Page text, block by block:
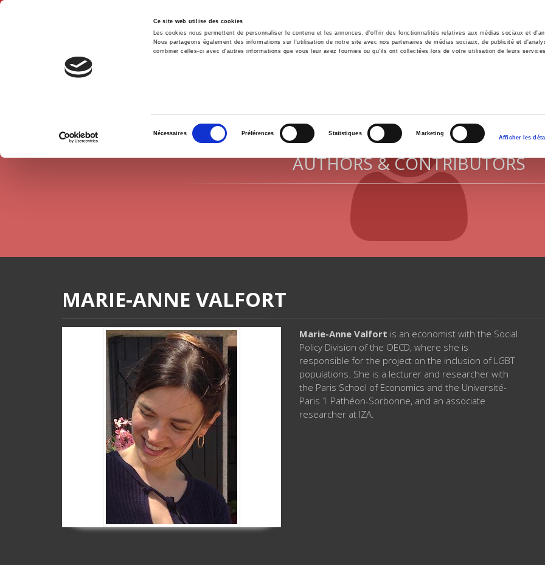
Ce site web utilise des cookies
Les cookies nous permettent de personnaliser le contenu et les annonces, d'offrir des fonctionnalités relatives aux médias sociaux et
Nous partageons également des informations sur l'utilisation de notre site avec nos partenaires de médias sociaux, de publicité et
combiner celles-ci avec d'autres informations que vous leur avez fournies ou qu'ils ont collectées lors de votre utilisation de leurs
consentement
Nécessaires Préférences Statistiques Marketing
Afficher les
Home Environment History International
AUTHORS & CONTRIBUTORS
MARIE-ANNE VALFORT
Marie-Anne Valfort is an economist with the Social
Policy Division of the OECD, where she is
responsible for the project on the inclusion of LGBT
populations. She is a lecturer and researcher with
the Paris School of Economics and the Université-
Paris 1 Pathéon-Sorbonne, and an associate
researcher at IZA.